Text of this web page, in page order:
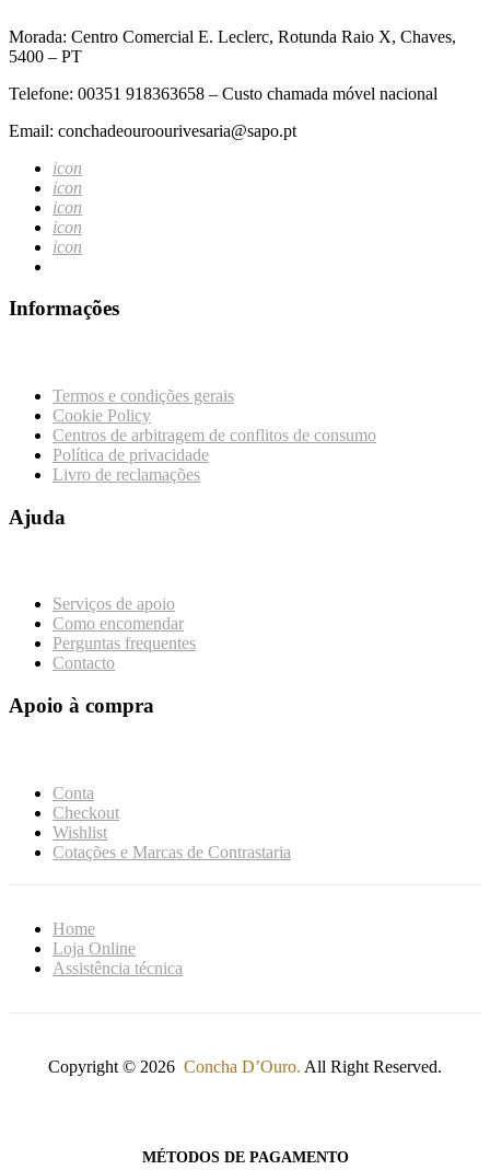
Morada: Centro Comercial E. Leclerc, Rotunda Raio X, Chaves,
5400 – PT
Telefone: 00351 918363658 – Custo chamada móvel nacional
Email: conchadeouroourivesaria@sapo.pt
icon
icon
icon
icon
icon
Informações
Termos e condições gerais
Cookie Policy
Centros de arbitragem de conflitos de consumo
Política de privacidade
Livro de reclamações
Ajuda
Serviços de apoio
Como encomendar
Perguntas frequentes
Contacto
Apoio à compra
Conta
Checkout
Wishlist
Cotações e Marcas de Contrastaria
Home
Loja Online
Assistência técnica
Copyright © 2026 Concha D’Ouro. All Right Reserved.
MÉTODOS DE PAGAMENTO